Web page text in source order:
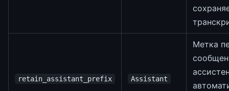
retain_assistant_prefix Assistant
Метка